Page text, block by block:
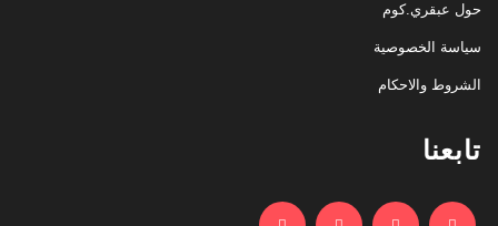
حول عبقري.كوم
سياسة الخصوصية
الشروط والاحكام
تابعنا